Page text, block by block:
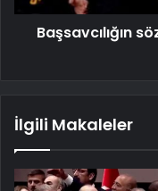
Başsavcılığın
İlgili Makaleler